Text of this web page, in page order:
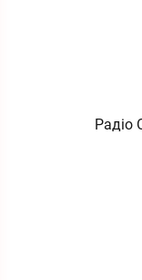
Радіо